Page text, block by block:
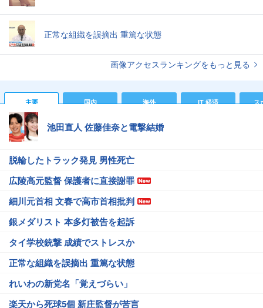
正常な組織を誤摘出 重篤な状態
画像アクセスランキングをもっと見る
主要 国内 海外 IT 経済 ス
池田直人 佐藤佳奈と電撃結婚
脱輪したトラック発見 男性死亡
広陵高元監督 保護者に直接謝罪
細川元首相 文春で高市首相批判
銀メダリスト 本多灯被告を起訴
タイ学校銃撃 成績でストレスか
正常な組織を誤摘出 重篤な状態
れいわの新党名「覚えづらい」
楽天から死球5個 新庄監督が苦言